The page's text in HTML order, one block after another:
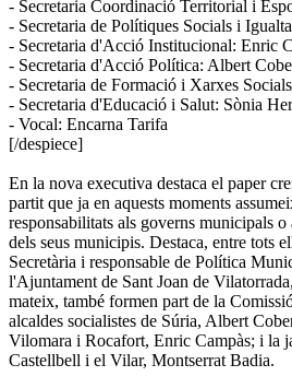
- Secretaria Coordinació Territorial i
- Secretaria de Polítiques Socials i
- Secretaria d'Acció Institucional: Enric
- Secretaria d'Acció Política: Albert
- Secretaria de Formació i Xarxes
- Secretaria d'Educació i Salut: Sònia
- Vocal: Encarna Tarifa
[/despiece]
En la nova executiva destaca el paper
partit que ja en aquests moments
responsabilitats als governs municipals
dels seus municipis. Destaca, entre tots
Secretària i responsable de Política
l'Ajuntament de Sant Joan de
mateix, també formen part de la
alcaldes socialistes de Súria, Albert
Vilomara i Rocafort, Enric Campàs; i la
Castellbell i el Vilar, Montserrat Badia.